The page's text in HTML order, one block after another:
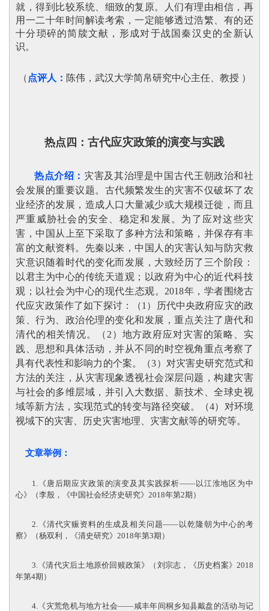
就，得到比较系统、细致的复原。人们有理由相信，再
用一二十年时间解读考索，一定能够透过浩繁、有的还
十分琐碎的简牍文献，形成对于战国秦汉史的全新认
识。
（ 点评人： 陈伟，武汉大学简帛研究中心主任、教授 ）
热点四： 古代应灾政策的演变与实践
热点介绍： 灾害及其治理是中国古代王朝政治和社
会发展的重要议题。古代频繁发生的灾害不仅破坏了农
业经济的发展，造成人口大量减少或大规模迁徙，而且
严重威胁社会的安全、稳定和发展。为了应对这些灾
害，中国从上至下采取了多种方法和策略，并保存有丰
富的文献资料。先秦以来，中国人的灾害认知与防灾救
灾意识随着时代的变化而发展，大致经历了三个阶段：
以君主为中心的传统天道观；以政府为中心的近代科技
观；以社会为中心的现代生态观。2018年，学者围绕古
代应灾政策作了如下探讨：（1）历代中央政府应灾的政
策、行为、政治伦理的变化和发展，重点关注了唐代和
清代的相关情况。（2）地方政府应对灾害的策略、实
践、思想和具体活动，并从不同的时空视角重点考察了
具有代表性和影响力的个案。（3）对灾害史研究范式和
方法的关注，从灾害现象透视社会深层问题，构建灾害
与社会的多维层域，并引入大数据、新技术、全球史视
域等新方法，实现范式的转变与路径突破。（4）对环境
视域下的灾害、历史灾害地理、灾害文献等的研究等。
文章举例：
1.《唐后期应灾政策的演变及其实践探析——以江淮地区为中
心》（李殷，《中国社会经济史研究》2018年第2期）
2.《清代灾赈资料的生成及相关问题——以乾隆朝为中心的考
察》（杨双利，《清史研究》2018年第3期）
3.《清代灾后土地原价回赎政策》（刘宗志，《历史档案》2018
年第4期）
4.《灾荒危机与地方社会——咸丰年间桐乡知县戴盘的活动与记